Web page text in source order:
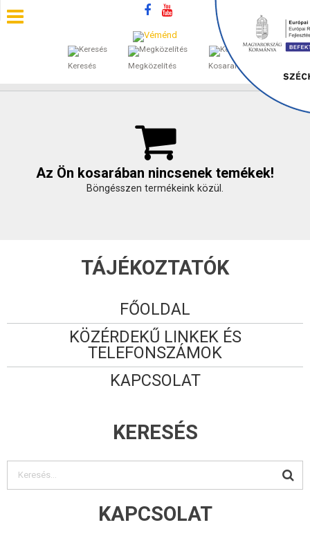
Keresés Megközelítés Kosaram
SZÁLLÁSOK
BEJEGYZÉSEK
ÁLTALÁNOS SZERZŐDÉSI FELTÉTELEK
KINCSES BARANYA VÉMÉND
KAPCSOLAT
Az Ön kosarában nincsenek temékek!
Böngésszen termékeink közül.
TÁJÉKOZTATÓK
FŐOLDAL
KÖZÉRDEKŰ LINKEK ÉS
TELEFONSZÁMOK
KAPCSOLAT
KERESÉS
KAPCSOLAT